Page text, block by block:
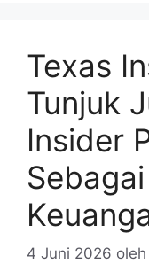
Texas
Tunjuk
Insider
4 Juni 2026 oleh